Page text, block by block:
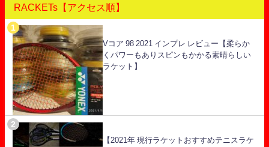
RACKETs【アクセス順】
Vコア 98 2021 インプレ レビュー【柔らか
くパワーもありスピンもかかる素晴らしい
ラケット】
【2021年 現行ラケットおすすめテニスラケ